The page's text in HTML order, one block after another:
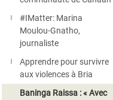
#IMatter: Marina
Moulou-Gnatho,
journaliste
Apprendre pour survivre
aux violences à Bria
Baninga Raissa : « Avec